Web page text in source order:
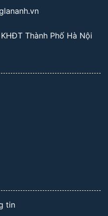
Thành Phố Hà Nội
tin